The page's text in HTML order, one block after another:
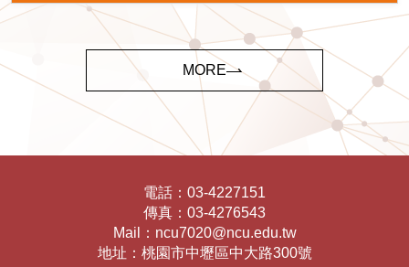
MORE
電話： 03-4227151
傳真： 03-4276543
Mail： ncu7020@ncu.edu.tw
地址： 桃園市中壢區中大路300號